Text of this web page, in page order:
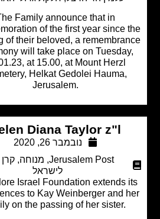
The Family announce that in
commemoration of the first year since
passing of their beloved, a
ceremony will take place on
03.01.23, at 15.00, at Mount Herzl
Cemetery, Helkat Gedolei Hauma,
Jerusalem.
Helen Diana Taylor z"l
נובמבר 26, 2020
Jerusalem Post
,מנוחה, קרן קלור
The Clore Israel Foundation extends
condolences to Kay Weinberger and
family on the passing of her sister.